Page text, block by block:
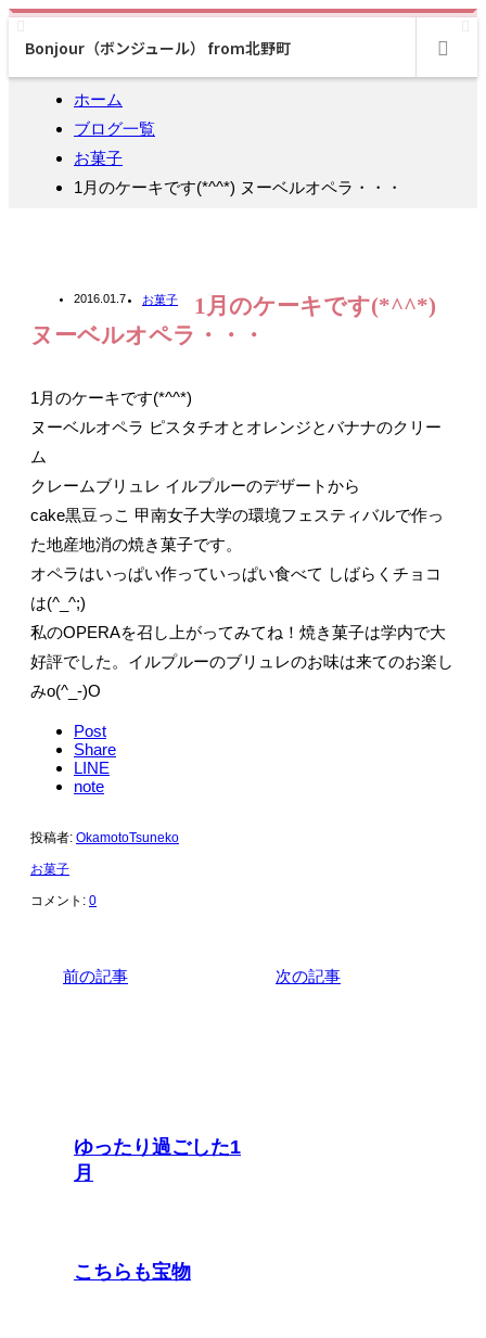
Bonjour（ボンジュール） from北野町
ホーム
ブログ一覧
お菓子
1月のケーキです(*^^*) ヌーベルオペラ・・・
2016.01.7 お菓子
1月のケーキです(*^^*)
ヌーベルオペラ・・・
1月のケーキです(*^^*)
ヌーベルオペラ ピスタチオとオレンジとバナナのクリー
ム
クレームブリュレ イルプルーのデザートから
cake黒豆っこ 甲南女子大学の環境フェスティバルで作っ
た地産地消の焼き菓子です。
オペラはいっぱい作っていっぱい食べて しばらくチョコ
は(^_^;)
私のOPERAを召し上がってみてね！焼き菓子は学内で大
好評でした。イルプルーのブリュレのお味は来てのお楽し
みo(^_-)O
Post
Share
LINE
note
投稿者: OkamotoTsuneko
お菓子
コメント: 0
前の記事 次の記事
ゆったり過ごした1
月
こちらも宝物